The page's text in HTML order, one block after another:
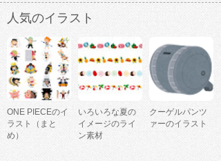
人気のイラスト
ONE PIECEのイ
ラスト（まと
め）
いろいろな夏の
イメージのライ
ン素材
クーゲルパンツ
ァーのイラスト